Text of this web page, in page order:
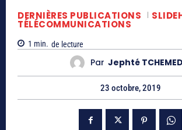
DERNIÈRES PUBLICATIONS
TÉLÉCOMMUNICATIONS
1 min. de lecture
Par Jephté
23 octobre, 2019